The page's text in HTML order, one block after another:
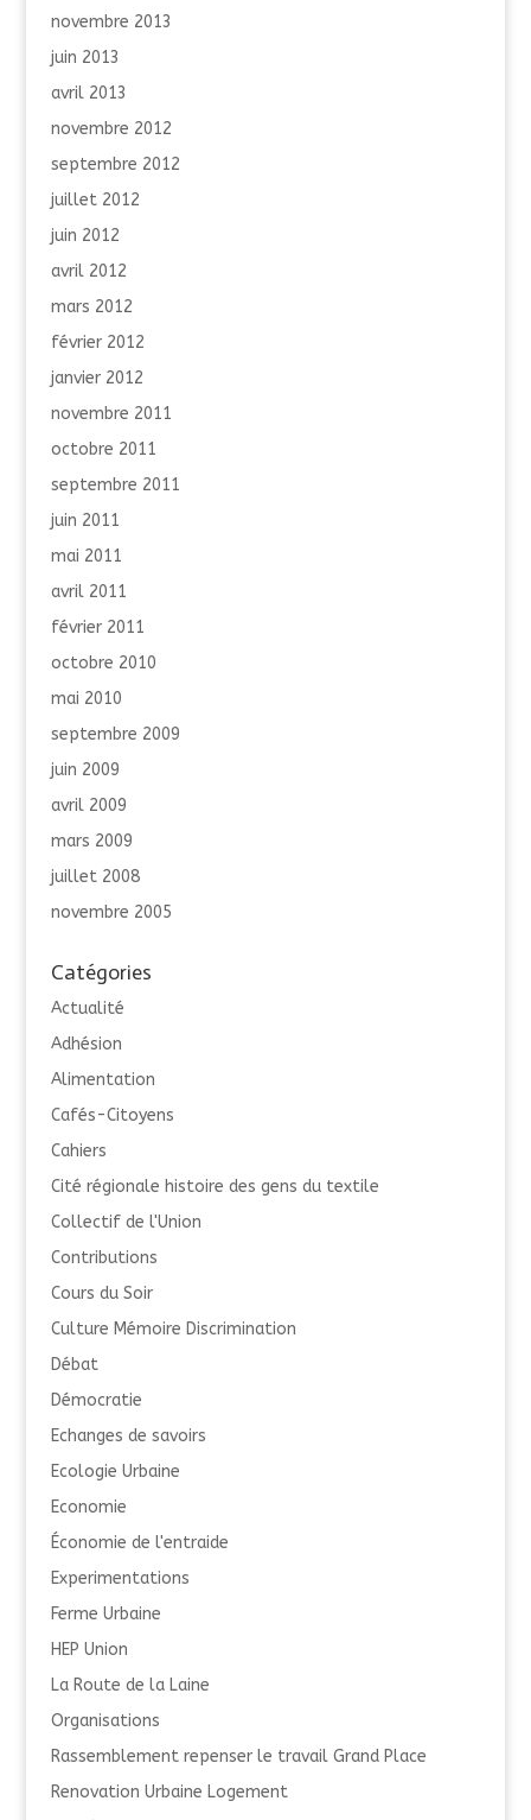
novembre 2013
juin 2013
avril 2013
novembre 2012
septembre 2012
juillet 2012
juin 2012
avril 2012
mars 2012
février 2012
janvier 2012
novembre 2011
octobre 2011
septembre 2011
juin 2011
mai 2011
avril 2011
février 2011
octobre 2010
mai 2010
septembre 2009
juin 2009
avril 2009
mars 2009
juillet 2008
novembre 2005
Catégories
Actualité
Adhésion
Alimentation
Cafés-Citoyens
Cahiers
Cité régionale histoire des gens du textile
Collectif de l'Union
Contributions
Cours du Soir
Culture Mémoire Discrimination
Débat
Démocratie
Echanges de savoirs
Ecologie Urbaine
Economie
Économie de l'entraide
Experimentations
Ferme Urbaine
HEP Union
La Route de la Laine
Organisations
Rassemblement repenser le travail Grand Place
Renovation Urbaine Logement